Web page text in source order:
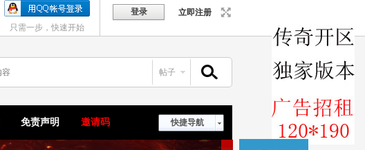
登录
立即注册
只需一步，快速开始
帖子
快捷导航
免责声明 邀请码